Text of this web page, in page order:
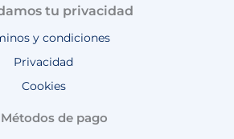
tu privacidad
y condiciones
Privacidad
Cookies
Métodos de pago